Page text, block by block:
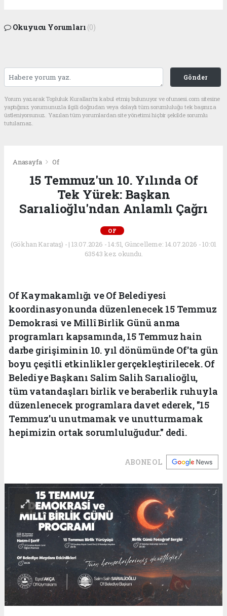
Okuyucu Yorumları (0)
Gönder
Yorum yazarak Topluluk Kuralları’nı kabul etmiş bulunuyor ve ofunsesi.com sitesine
yaptığınız yorumunuzla ilgili doğrudan veya dolaylı tüm sorumluluğu tek başınıza
üstleniyorsunuz. Yazılan tüm yorumlardan site yönetimi hiçbir şekilde sorumlu
tutulamaz.
Anasayfa Of
15 Temmuz'un 10. Yılında Of
Tek Yürek: Başkan
Sarıalioğlu'ndan Anlamlı Çağrı
OF
(Gökhan Karataş) - | 13.07.2026 - 14:51, Güncelleme: 14.07.2026 - 10:01
63543 kez okundu.
Of Kaymakamlığı ve Of Belediyesi
koordinasyonunda düzenlenecek 15 Temmuz
Demokrasi ve Millî Birlik Günü anma
programları kapsamında, 15 Temmuz hain
darbe girişiminin 10. yıl dönümünde Of'ta gün
boyu çeşitli etkinlikler gerçekleştirilecek. Of
Belediye Başkanı Salim Salih Sarıalioğlu,
tüm vatandaşları birlik ve beraberlik ruhuyla
düzenlenecek programlara davet ederek, "15
Temmuz'u unutmamak ve unutturmamak
hepimizin ortak sorumluluğudur." dedi.
ABONE OL